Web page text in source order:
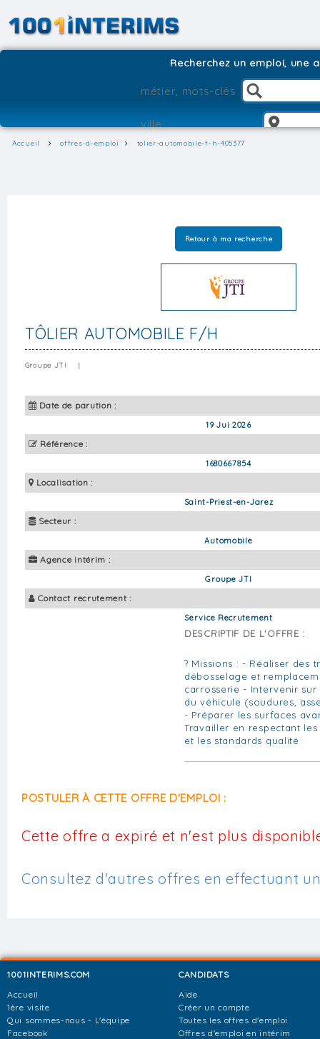
Recherchez un emploi, une
Accueil offres-d-emploi tolier-automobile-f-h-405377
Retour à ma recherche
TÔLIER AUTOMOBILE F/H
Groupe JTI |
Date de parution :
19 Jui 2026
Référence :
1680667854
Localisation :
Saint-Priest-en-Jarez
Secteur :
Automobile
Agence intérim :
Groupe JTI
Contact recrutement :
Service Recrutement
DESCRIPTIF DE L'OFFRE :
? Missions : - Réaliser des
débosselage et
carrosserie - Intervenir
du véhicule (soudures,
- Préparer les surfaces
Travailler en respectant
et les standards qualité
POSTULER À CETTE OFFRE D'EMPLOI :
Cette offre a expiré et n'est plus
Consultez d'autres offres en effectuant
1001INTERIMS.COM
Accueil
1ère visite
Qui sommes-nous - L'équipe
Facebook
CANDIDATS
Aide
Créer un compte
Toutes les offres d'emploi
Offres d'emploi en intérim